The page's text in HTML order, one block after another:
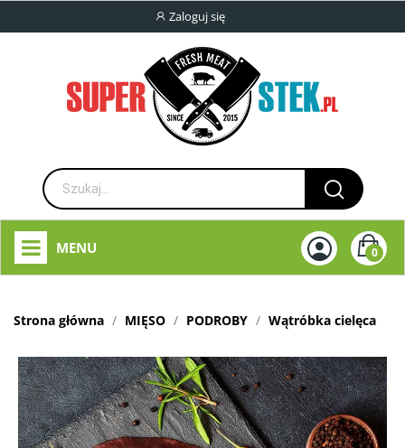
Zaloguj się
0
MENU
Strona główna MIĘSO PODROBY Wątróbka cielęca